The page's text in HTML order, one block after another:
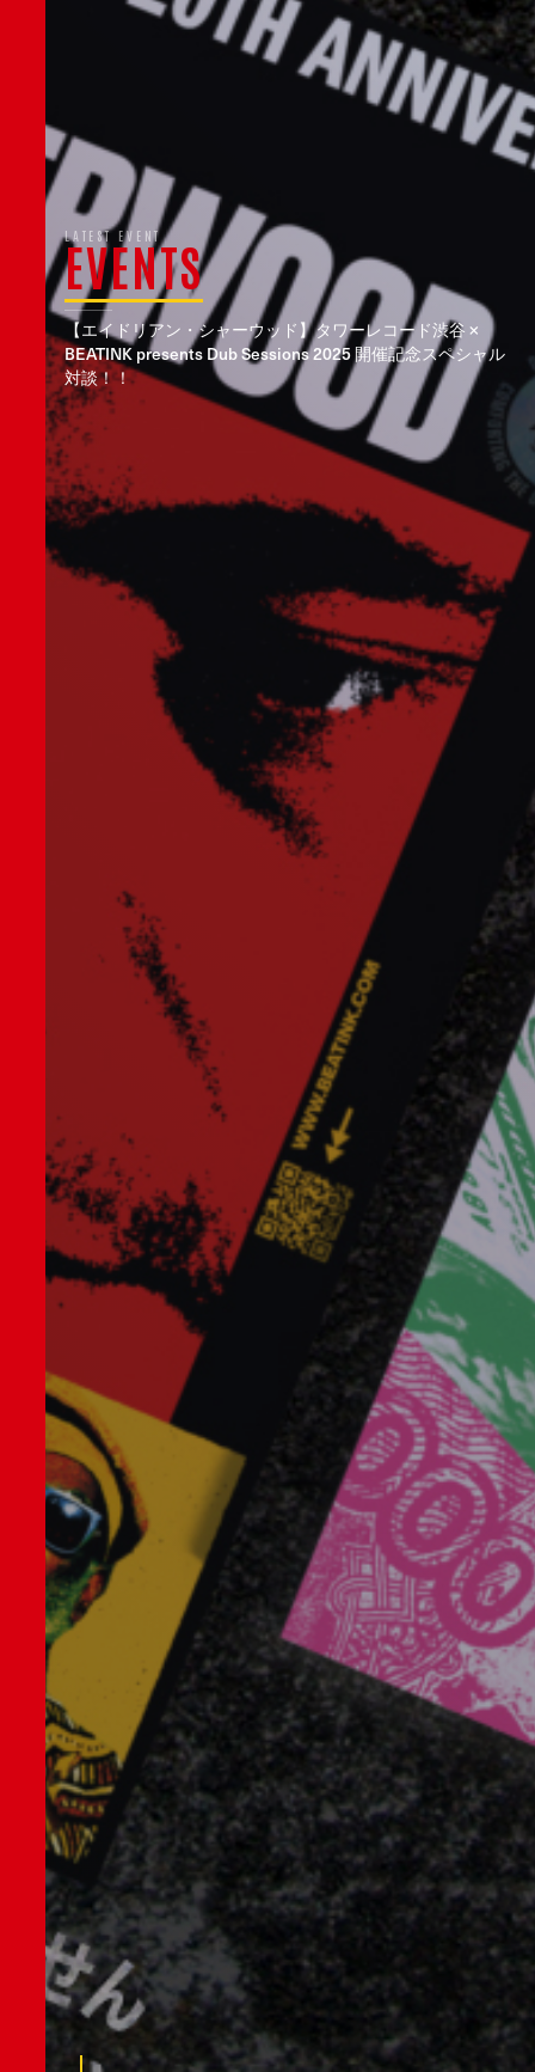
LATEST EVENT
EVENTS
【エイドリアン・シャーウッド】タワーレコード渋谷 ×
BEATINK presents Dub Sessions 2025 開催記念スペシャル
対談！！